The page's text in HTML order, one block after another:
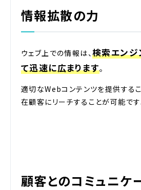
情報拡散の力
ウェブ上での情報は、 検索エンジ
て迅速に広まります。
適切なWebコンテンツを提供するこ
在顧客にリーチすることが可能です
顧客とのコミュニケ